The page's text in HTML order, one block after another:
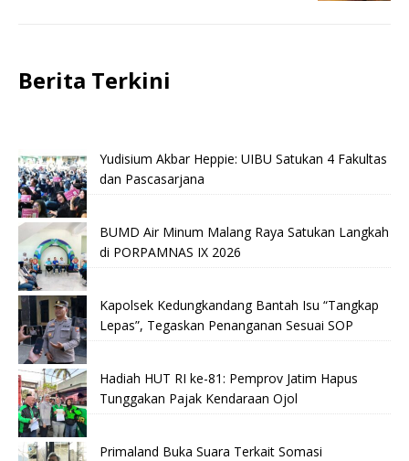
Berita Terkini
Yudisium Akbar Heppie: UIBU Satukan 4 Fakultas
dan Pascasarjana
BUMD Air Minum Malang Raya Satukan Langkah
di PORPAMNAS IX 2026
Kapolsek Kedungkandang Bantah Isu “Tangkap
Lepas”, Tegaskan Penanganan Sesuai SOP
Hadiah HUT RI ke-81: Pemprov Jatim Hapus
Tunggakan Pajak Kendaraan Ojol
Primaland Buka Suara Terkait Somasi